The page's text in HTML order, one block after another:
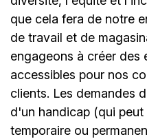
que cela fera de notre
de travail et de
engageons à créer des
accessibles pour nos
clients. Les demandes
d'un handicap (qui
temporaire ou